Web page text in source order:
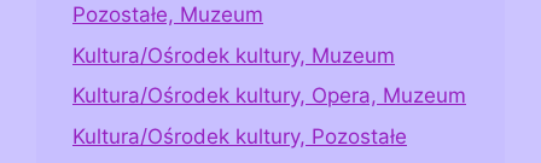
Pozostałe, Muzeum
Kultura/Ośrodek kultury, Muzeum
Kultura/Ośrodek kultury, Opera, Muzeum
Kultura/Ośrodek kultury, Pozostałe